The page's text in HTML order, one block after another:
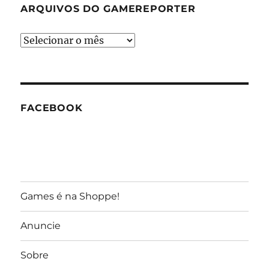
ARQUIVOS DO GAMEREPORTER
Arquivos
FACEBOOK
Games é na Shoppe!
Anuncie
Sobre